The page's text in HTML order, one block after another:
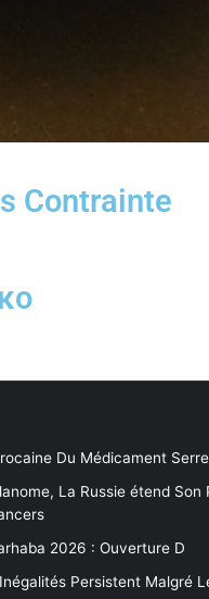
Contrainte
Du Médicament
La Russie étend
2026 : Ouverture D
Persistent Malgré